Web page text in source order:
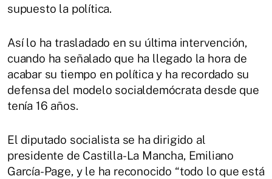
supuesto la política.
Así lo ha trasladado en su última intervención,
cuando ha señalado que ha llegado la hora de
acabar su tiempo en política y ha recordado su
defensa del modelo socialdemócrata desde que
tenía 16 años.
El diputado socialista se ha dirigido al
presidente de Castilla-La Mancha, Emiliano
García-Page, y le ha reconocido “todo lo que está